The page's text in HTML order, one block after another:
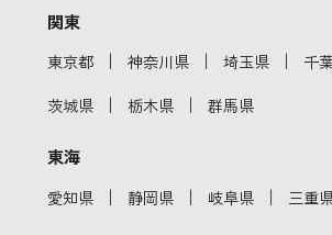
関東
東京都 ｜ 神奈川県 ｜ 埼玉県 ｜ 千
茨城県 ｜ 栃木県 ｜ 群馬県
東海
愛知県 ｜ 静岡県 ｜ 岐阜県 ｜ 三重